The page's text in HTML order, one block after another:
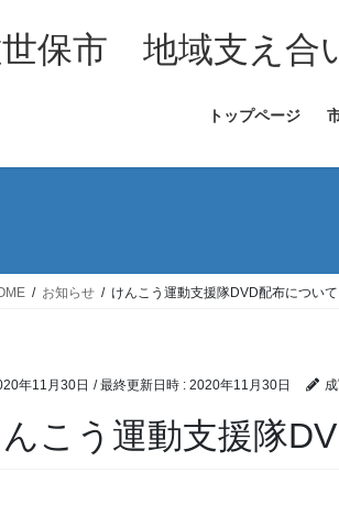
保市 地域支え合
トップページ
お知らせ けんこう運動支援隊DVD配布について
年11月30日 / 最終更新日時 : 2020年11月30日
こう運動支援隊